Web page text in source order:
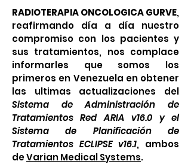
RADIOTERAPIA ONCOLOGICA GURVE,
reafirmando día a día nuestro
compromiso con los pacientes y
sus tratamientos, nos complace
informarles que somos los
primeros en Venezuela en obtener
las ultimas actualizaciones del
Sistema de Administración de
Tratamientos Red ARIA v16.0 y el
Sistema de Planificación de
Tratamientos ECLIPSE v16.1, ambos
deVarian Medical Systems.